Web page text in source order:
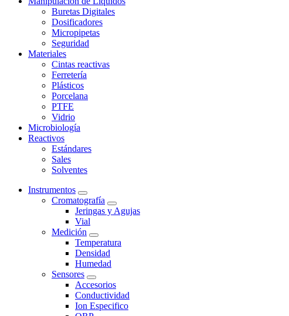
Buretas Digitales
Dosificadores
Micropipetas
Seguridad
Materiales
Cintas reactivas
Ferretería
Plásticos
Porcelana
PTFE
Vidrio
Microbiología
Reactivos
Estándares
Sales
Solventes
Instrumentos
Cromatografía
Jeringas y Agujas
Vial
Medición
Temperatura
Densidad
Humedad
Sensores
Accesorios
Conductividad
Ion Especifico